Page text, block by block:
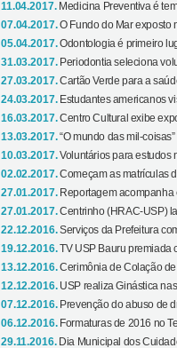
11.04.2017. Medicina Preventiva é
07.04.2017.O Fundo do Mar exposto
05.04.2017.Odontologia é primeiro
31.03.2017. Periodontia seleciona
27.03.2017.Cartão Verde para a
24.03.2017. Estudantes americanos
16.03.2017.Centro Cultural exibe
13.03.2017.“O mundo das mil-
10.03.2017.Voluntários para estudos
02.02.2017.Começam as matrículas
27.01.2017. Reportagem
27.01.2017.Centrinho (HRAC-USP)
22.12.2016.Serviços da Prefeitura
19.12.2016.TV USP Bauru premiada
13.12.2016.Cerimônia de Colação
12.12.2016. USP realiza Ginástica
07.12.2016. Prevenção do abuso de
06.12.2016. Formaturas de 2016 no
29.11.2016. Dia Municipal dos